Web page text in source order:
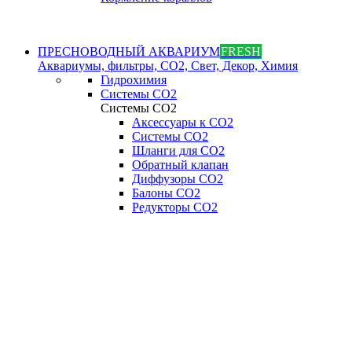
ПРЕСНОВОДНЫЙ АКВАРИУМFRESH
Аквариумы, фильтры, СО2, Свет, Декор, Химия
Гидрохимия
Системы СО2
Системы СО2
Аксессуары к СО2
Системы СО2
Шланги для CO2
Обратный клапан
Диффузоры СO2
Балоны CO2
Редукторы CO2